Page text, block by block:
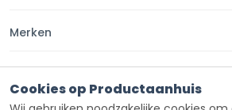
Merken
Cookies op Productaanhuis